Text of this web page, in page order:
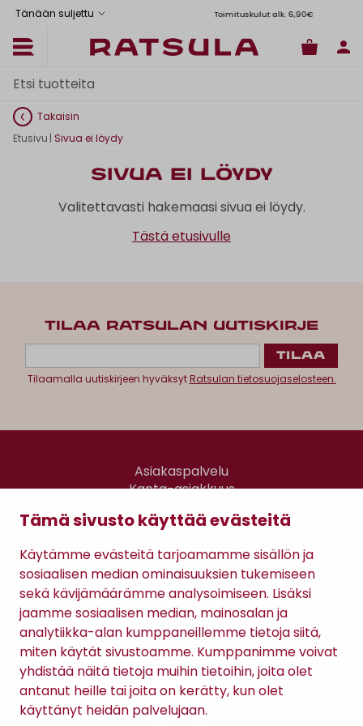
Tämä sivusto käyttää evästeitä
Käytämme evästeitä tarjoamamme sisällön ja
sosiaalisen median ominaisuuksien tukemiseen
sekä kävijämäärämme analysoimiseen. Lisäksi
jaamme sosiaalisen median, mainosalan ja
analytiikka-alan kumppaneillemme tietoja siitä,
miten käytät sivustoamme. Kumppanimme voivat
yhdistää näitä tietoja muihin tietoihin, joita olet
antanut heille tai joita on kerätty, kun olet
käyttänyt heidän palvelujaan.
Tänään suljettu Toimituskulut alk. 6,90€
Takaisin
Etusivu | Sivua ei löydy
Sivua ei löydy
Valitettavasti hakemaasi sivua ei löydy.
Tästä etusivulle
TILAA RATSULAN UUTISKIRJE
Tilaamalla uutiskirjeen hyväksytRatsulan tietosuojaselosteen.
Asiakaspalvelu
Kanta-asiakkuus
Gomee Ratsula Café
Sopimusehdot
Tietosuojaseloste
Maksutavat